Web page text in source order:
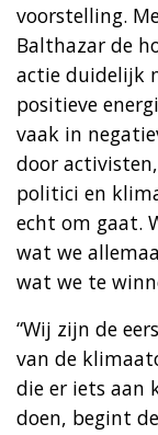
voorstelling.
Balthazar de
actie duidelijk
positieve
vaak in
door
politici en
echt om gaat.
wat we
wat we te
“Wij zijn de
van de
die er iets aan
doen, begint